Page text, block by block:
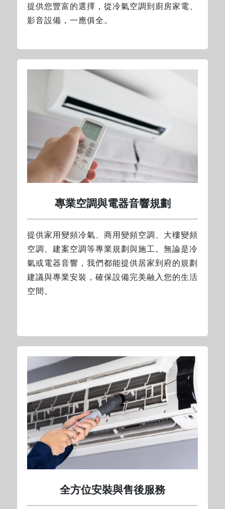
提供您豐富的選擇，從冷氣空調到廚房家電、
影音設備，一應俱全。
專業空調與電器音響規劃
提供家用變頻冷氣、商用變頻空調、大樓變頻
空調、建案空調等專業規劃與施工。無論是冷
氣或電器音響，我們都能提供居家到府的規劃
建議與專業安裝，確保設備完美融入您的生活
空間。
全方位安裝與售後服務